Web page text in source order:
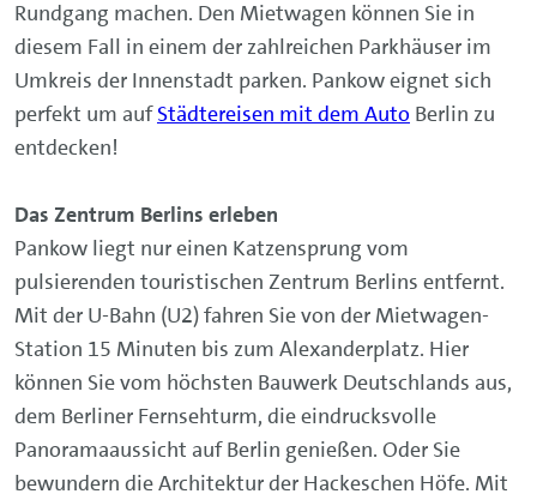
Rundgang machen. Den Mietwagen können Sie in
diesem Fall in einem der zahlreichen Parkhäuser im
Umkreis der Innenstadt parken. Pankow eignet sich
perfekt um aufStädtereisen mit dem Auto Berlin zu
entdecken!
Das Zentrum Berlins erleben
Pankow liegt nur einen Katzensprung vom
pulsierenden touristischen Zentrum Berlins entfernt.
Mit der U-Bahn (U2) fahren Sie von der Mietwagen-
Station 15 Minuten bis zum Alexanderplatz. Hier
können Sie vom höchsten Bauwerk Deutschlands aus,
dem Berliner Fernsehturm, die eindrucksvolle
Panoramaaussicht auf Berlin genießen. Oder Sie
bewundern die Architektur der Hackeschen Höfe. Mit